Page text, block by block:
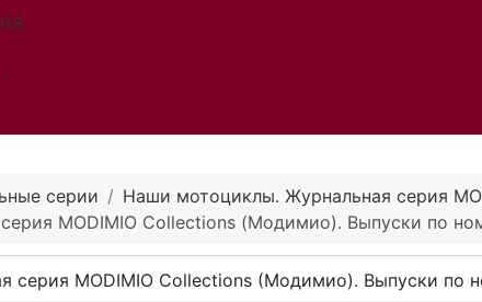
серии
Наши мотоциклы. Журнальная серия
MODIMIO Collections (Модимио). Выпуски по